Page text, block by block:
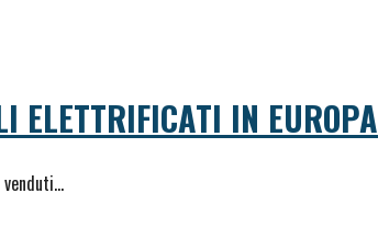
ELETTRIFICATI IN EUROPA